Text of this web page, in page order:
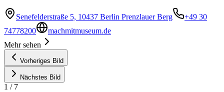
Senefelderstraße 5, 10437 Berlin Prenzlauer Berg
+49 30
74778200
machmitmuseum.de
Mehr sehen
Vorheriges Bild
Nächstes Bild
1 / 7